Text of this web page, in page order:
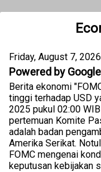
Friday, August 7, 2026
Powered by
Berita ekonomi
tinggi terhadap USD
2025 pukul 02:00
pertemuan Komite
adalah badan
Amerika Serikat.
FOMC mengenai
keputusan kebijakan